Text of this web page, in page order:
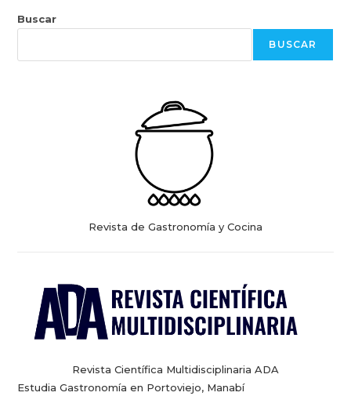
Buscar
BUSCAR
Revista de Gastronomía y Cocina
Revista Científica Multidisciplinaria ADA
Estudia Gastronomía en Portoviejo, Manabí